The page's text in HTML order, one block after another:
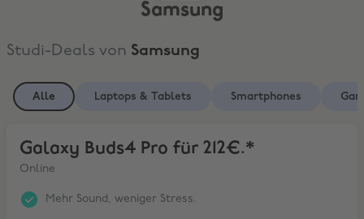
Samsung
Studi-Deals von Samsung
Alle Laptops & Tablets Smartphones
Galaxy Buds4 Pro für 212€.*
Online
Mehr Sound, weniger Stress.